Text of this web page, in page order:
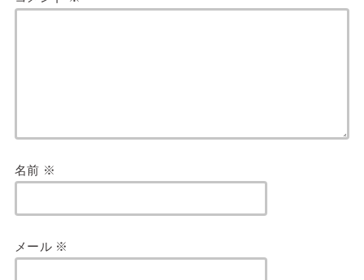
名前 ※
メール ※